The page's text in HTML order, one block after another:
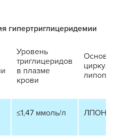
гипертриглицеридемии
Уровень
триглицеридов
в плазме
крови
Основной
≤1,47 ммоль/л ЛПОНП